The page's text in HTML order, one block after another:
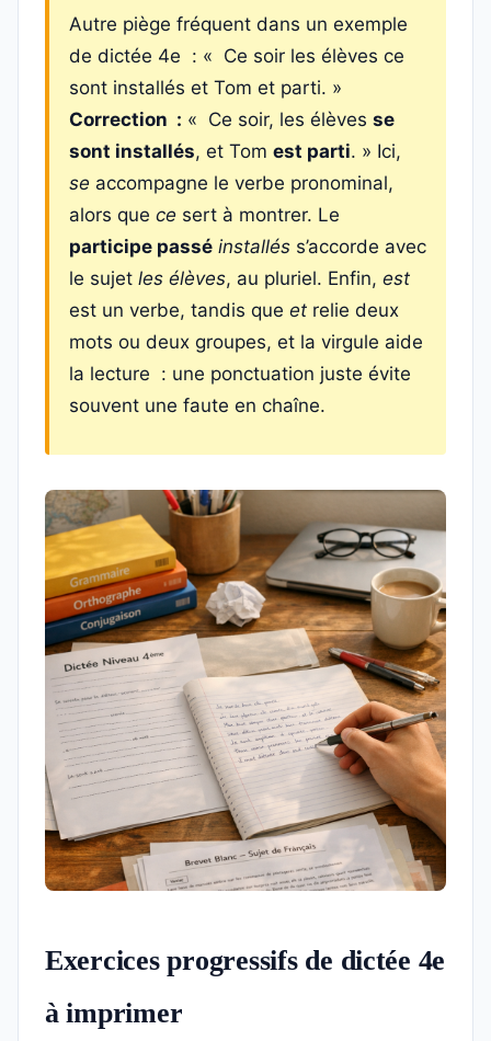
Autre piège fréquent dans un exemple
de dictée 4e : « Ce soir les élèves ce
sont installés et Tom et parti. »
Correction : « Ce soir, les élèves se
sont installés, et Tom est parti. » Ici,
se accompagne le verbe pronominal,
alors que ce sert à montrer. Le
participe passé installés s’accorde avec
le sujet les élèves, au pluriel. Enfin, est
est un verbe, tandis que et relie deux
mots ou deux groupes, et la virgule aide
la lecture : une ponctuation juste évite
souvent une faute en chaîne.
Exercices progressifs de dictée 4e
à imprimer